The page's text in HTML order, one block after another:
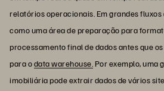
relatórios operacionais. Em grandes fluxos
como uma área de preparação para
processamento final de dados antes que
para odata warehouse. Por exemplo, uma
imobiliária pode extrair dados de vários